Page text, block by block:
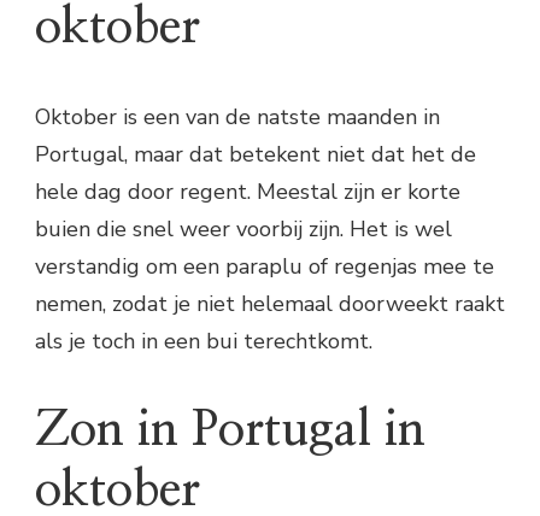
oktober
Oktober is een van de natste maanden in
Portugal, maar dat betekent niet dat het de
hele dag door regent. Meestal zijn er korte
buien die snel weer voorbij zijn. Het is wel
verstandig om een paraplu of regenjas mee te
nemen, zodat je niet helemaal doorweekt raakt
als je toch in een bui terechtkomt.
Zon in Portugal in
oktober